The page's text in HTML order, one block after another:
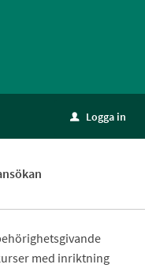
u Logga in
med inriktning